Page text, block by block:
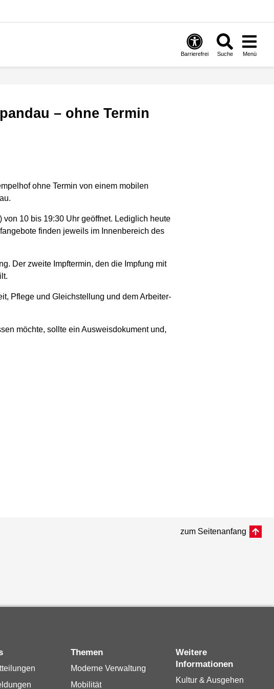
Barrierefrei Suche Menü
– ohne Termin
ohne Termin von einem mobilen
10 bis 19:30 Uhr geöffnet. Lediglich heute
finden jeweils im Innenbereich des
Der zweite Impftermin, den die Impfung mit
Pflege und Gleichstellung und dem Arbeiter-
möchte, sollte ein Ausweisdokument und,
zum Seitenanfang
Themen
Moderne Verwaltung
Mobilität
Weitere
Informationen
Kultur & Ausgehen